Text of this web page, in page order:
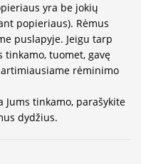
yra be jokių
popieriaus). Rėmus
puslapyje. Jeigu tarp
tinkamo, tuomet, gavę
rėminimo
tinkamo, parašykite
dydžius.